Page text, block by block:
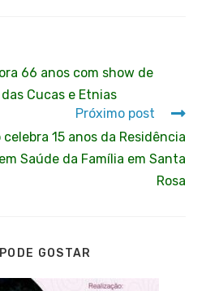
66 anos com show de
Cucas e Etnias
Próximo post
celebra 15 anos da Residência
Saúde da Família em Santa
Rosa
GOSTAR